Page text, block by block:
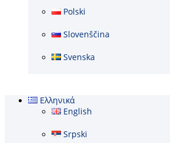
Polski
Slovenščina
Svenska
Ελληνικά
English
Srpski